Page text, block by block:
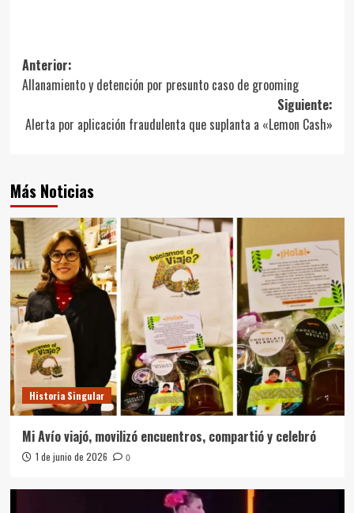
Navegación
de
entradas
Anterior:
Allanamiento y detención por presunto caso de grooming
Siguiente:
Alerta por aplicación fraudulenta que suplanta a «Lemon Cash»
Más Noticias
Historia Singular
Mi Avío viajó, movilizó encuentros, compartió y celebró
1 de junio de 2026 0